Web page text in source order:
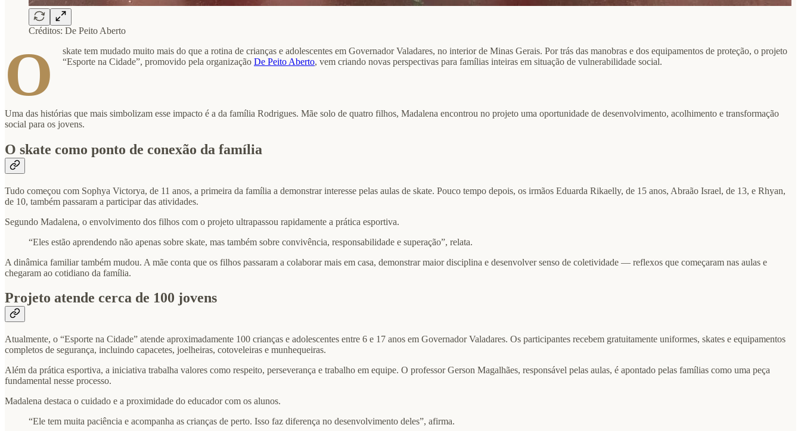
Créditos: De Peito Aberto
O
skate tem mudado muito mais do que a rotina de crianças e adolescentes em Governador Valadares, no interior de Minas Gerais. Por trás das manobras e dos equipamentos de proteção, o projeto
“Esporte na Cidade”, promovido pela organização De Peito Aberto, vem criando novas perspectivas para famílias inteiras em situação de vulnerabilidade social.
Uma das histórias que mais simbolizam esse impacto é a da família Rodrigues. Mãe solo de quatro filhos, Madalena encontrou no projeto uma oportunidade de desenvolvimento, acolhimento e transformação
social para os jovens.
O skate como ponto de conexão da família
Tudo começou com Sophya Victorya, de 11 anos, a primeira da família a demonstrar interesse pelas aulas de skate. Pouco tempo depois, os irmãos Eduarda Rikaelly, de 15 anos, Abraão Israel, de 13, e Rhyan,
de 10, também passaram a participar das atividades.
Segundo Madalena, o envolvimento dos filhos com o projeto ultrapassou rapidamente a prática esportiva.
“Eles estão aprendendo não apenas sobre skate, mas também sobre convivência, responsabilidade e superação”, relata.
A dinâmica familiar também mudou. A mãe conta que os filhos passaram a colaborar mais em casa, demonstrar maior disciplina e desenvolver senso de coletividade — reflexos que começaram nas aulas e
chegaram ao cotidiano da família.
Projeto atende cerca de 100 jovens
Atualmente, o “Esporte na Cidade” atende aproximadamente 100 crianças e adolescentes entre 6 e 17 anos em Governador Valadares. Os participantes recebem gratuitamente uniformes, skates e equipamentos
completos de segurança, incluindo capacetes, joelheiras, cotoveleiras e munhequeiras.
Além da prática esportiva, a iniciativa trabalha valores como respeito, perseverança e trabalho em equipe. O professor Gerson Magalhães, responsável pelas aulas, é apontado pelas famílias como uma peça
fundamental nesse processo.
Madalena destaca o cuidado e a proximidade do educador com os alunos.
“Ele tem muita paciência e acompanha as crianças de perto. Isso faz diferença no desenvolvimento deles”, afirma.